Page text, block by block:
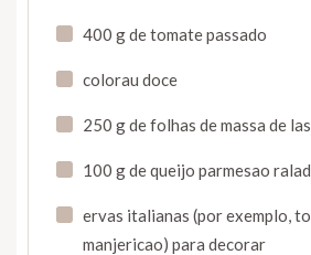
400 g de tomate passado
colorau doce
250 g de folhas de massa de
100 g de queijo parmesao
ervas italianas (por exemplo,
manjericao) para decorar